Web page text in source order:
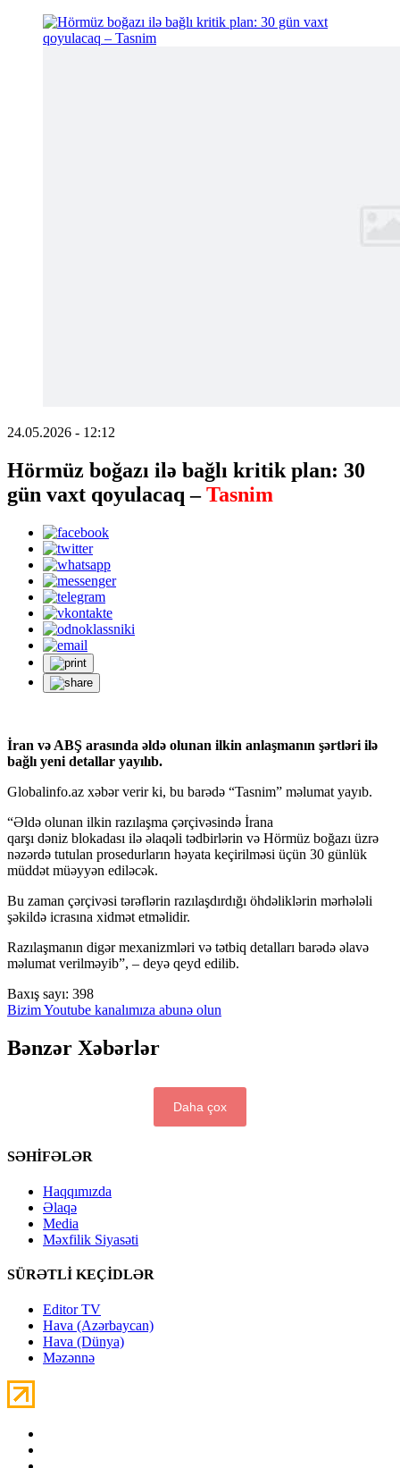
24.05.2026 - 12:12
Hörmüz boğazı ilə bağlı kritik plan: 30
gün vaxt qoyulacaq –Tasnim
İran və ABŞ arasında əldə olunan ilkin anlaşmanın şərtləri ilə
bağlı yeni detallar yayılıb.
Globalinfo.az xəbər verir ki, bu barədə “Tasnim” məlumat yayıb.
“Əldə olunan ilkin razılaşma çərçivəsində İrana
qarşı dəniz blokadası ilə əlaqəli tədbirlərin və Hörmüz boğazı üzrə
nəzərdə tutulan prosedurların həyata keçirilməsi üçün 30 günlük
müddət müəyyən ediləcək.
Bu zaman çərçivəsi tərəflərin razılaşdırdığı öhdəliklərin mərhələli
şəkildə icrasına xidmət etməlidir.
Razılaşmanın digər mexanizmləri və tətbiq detalları barədə əlavə
məlumat verilməyib”, – deyə qeyd edilib.
Baxış sayı: 398
Bizim Youtube kanalımıza abunə olun
Bənzər Xəbərlər
Daha çox
SƏHİFƏLƏR
Haqqımızda
Əlaqə
Media
Məxfilik Siyasəti
SÜRƏTLİ KEÇİDLƏR
Editor TV
Hava (Azərbaycan)
Hava (Dünya)
Məzənnə